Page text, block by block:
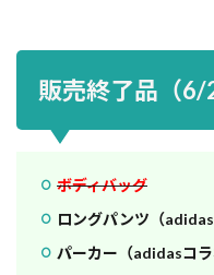
販売終了品（6/2
ボディバッグ
ロングパンツ（adidas
パーカー（adidasコラ